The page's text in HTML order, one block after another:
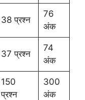
38 प्रश्न
76
अंक
37 प्रश्न
74
अंक
150
प्रश्न
300
अंक